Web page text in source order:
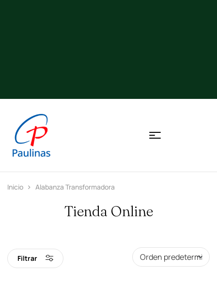
Inicio Alabanza Transformadora
Tienda Online
Filtrar